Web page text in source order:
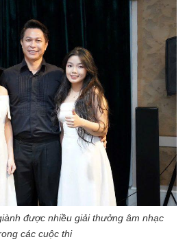
được nhiều giải thưởng âm nhạc
các cuộc thi